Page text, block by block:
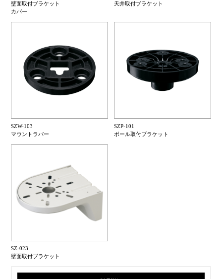
壁面取付ブラケット
カバー
天井取付ブラケット
SZW-103
マウントラバー
SZP-101
ポール取付ブラケット
SZ-023
壁面取付ブラケット